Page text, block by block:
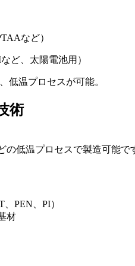
など）
ど、太陽電池用）
低温プロセスが可能。
術
の低温プロセスで製造可能で
PEN、PI）
材